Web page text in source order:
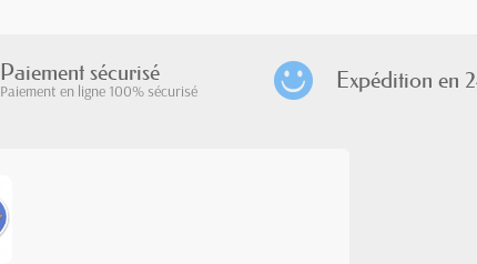
Paiement sécurisé
Paiement en ligne 100% sécurisé Expédition en